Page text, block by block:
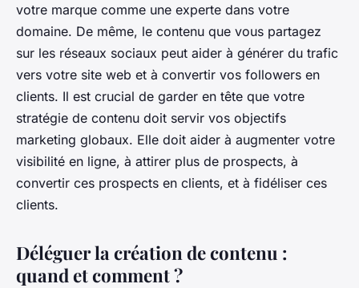
votre marque comme une experte dans votre
domaine. De même, le contenu que vous partagez
sur les réseaux sociaux peut aider à générer du trafic
vers votre site web et à convertir vos followers en
clients. Il est crucial de garder en tête que votre
stratégie de contenu doit servir vos objectifs
marketing globaux. Elle doit aider à augmenter votre
visibilité en ligne, à attirer plus de prospects, à
convertir ces prospects en clients, et à fidéliser ces
clients.
Déléguer la création de contenu :
quand et comment ?